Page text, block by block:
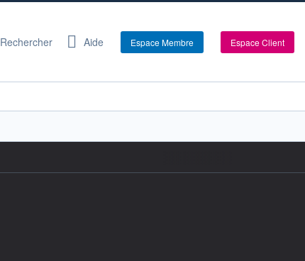
Rechercher Aide Espace Membre Espace Client